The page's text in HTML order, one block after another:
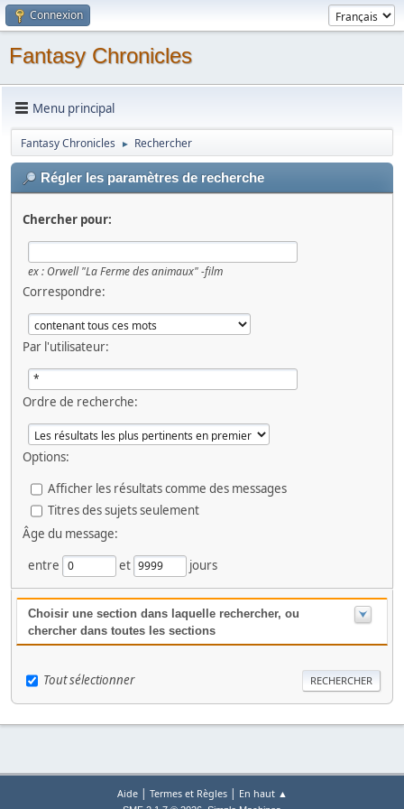
Connexion
Fantasy Chronicles
Menu principal
Fantasy Chronicles ► Rechercher
Régler les paramètres de recherche
Chercher pour:
ex : Orwell "La Ferme des animaux" -film
Correspondre:
Par l'utilisateur:
Ordre de recherche:
Options:
Afficher les résultats comme des messages
Titres des sujets seulement
Âge du message:
entre
et jours
Choisir une section dans laquelle rechercher, ou
chercher dans toutes les sections
Tout sélectionner
Aide| Termes et Règles| En haut ▲